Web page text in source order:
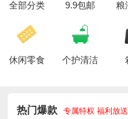
全部分类 9.9包邮 粮
休闲零食 个护清洁
热门爆款 专属特权 福利放送